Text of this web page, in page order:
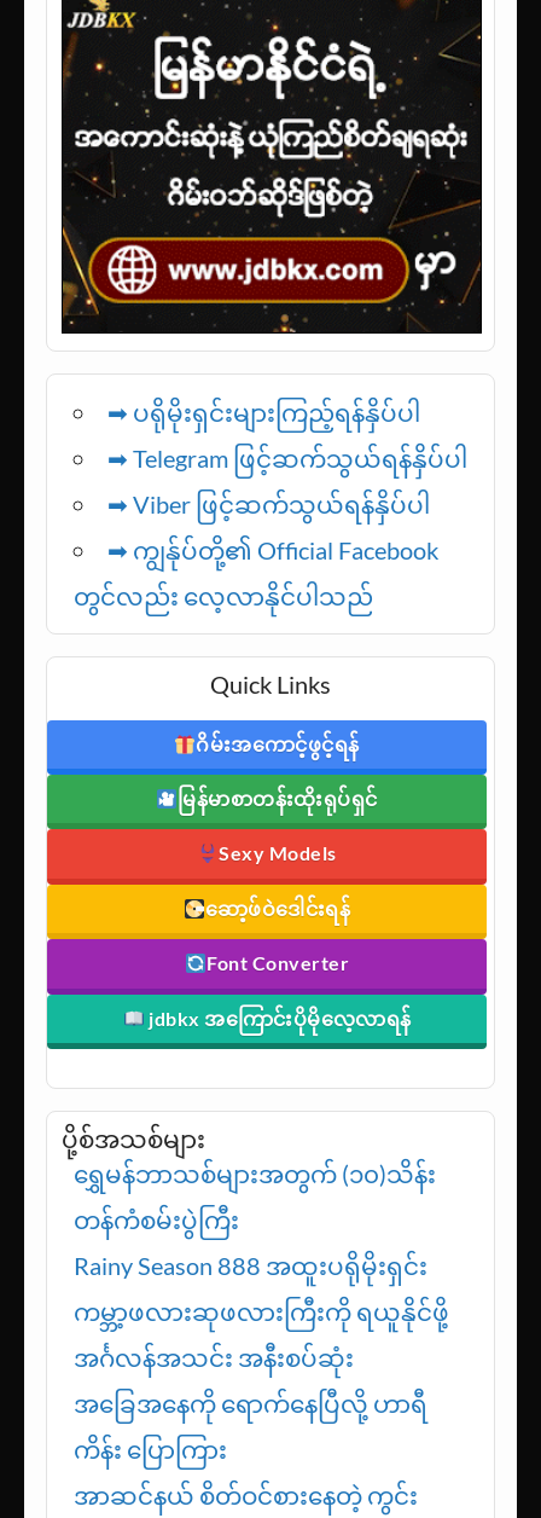
➡ ပရိုမိုးရှင်းများကြည့်ရန်နှိပ်ပါ
➡ Telegram ဖြင့်ဆက်သွယ်ရန်နှိပ်ပါ
➡ Viber ဖြင့်ဆက်သွယ်ရန်နှိပ်ပါ
➡ ကျွန်ုပ်တို့၏ Official Facebook
တွင်လည်း လေ့လာနိုင်ပါသည်
Quick Links
ဂိမ်းအကောင့်ဖွင့်ရန်
မြန်မာစာတန်းထိုးရုပ်ရှင်
Sexy Models
ဆော့ဖ်ဝဲဒေါင်းရန်
Font Converter
jdbkx အကြောင်းပိုမိုလေ့လာရန်
ပို့စ်အသစ်များ
ရွှေမန်ဘာသစ်များအတွက် (၁၀)သိန်း
တန်ကံစမ်းပွဲကြီး
Rainy Season 888 အထူးပရိုမိုးရှင်း
ကမ္ဘာ့ဖလားဆုဖလားကြီးကို ရယူနိုင်ဖို့
အင်္ဂလန်အသင်း အနီးစပ်ဆုံး
အခြေအနေကို ရောက်နေပြီလို့ ဟာရီ
ကိန်း ပြောကြား
အာဆင်နယ် စိတ်ဝင်စားနေတဲ့ ကွင်း